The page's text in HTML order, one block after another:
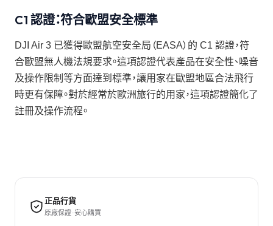
C1 認證：符合歐盟安全標準
DJI Air 3 已獲得歐盟航空安全局（EASA）的 C1 認證，符
合歐盟無人機法規要求。這項認證代表產品在安全性、噪音
及操作限制等方面達到標準，讓用家在歐盟地區合法飛行
時更有保障。對於經常於歐洲旅行的用家，這項認證簡化了
註冊及操作流程。
正品行貨
原廠保證 · 安心購買